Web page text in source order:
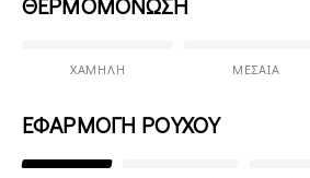
ΧΑΜΗΛΉ ΜΕΣΑΊΑ
ΕΦΑΡΜΟΓΗ ΡΟΥΧΟΥ